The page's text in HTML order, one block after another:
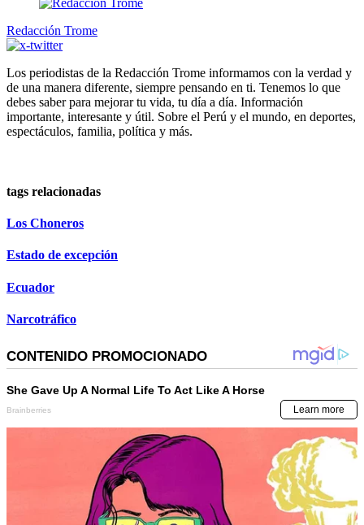
Redacción Trome
Los periodistas de la Redacción Trome informamos con la verdad y
de una manera diferente, siempre pensando en ti. Tenemos lo que
debes saber para mejorar tu vida, tu día a día. Información
importante, interesante y útil. Sobre el Perú y el mundo, en deportes,
espectáculos, familia, política y más.
tags relacionadas
Los Choneros
Estado de excepción
Ecuador
Narcotráfico